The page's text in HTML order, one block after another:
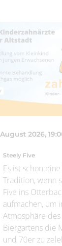
2026,
Steely Five
Es ist schon
Tradition, wenn
Five ins
aufmachen, um
Atmosphäre
Biergartens die
und 70er zu